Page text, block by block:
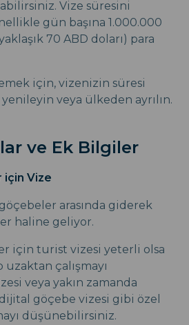
Vize süresini
gün başına 1.000.000
70 ABD doları) para
için, vizenizin süresi
veya ülkeden ayrılın.
ve Ek Bilgiler
için Vize
arasında giderek
haline geliyor.
için turist vizesi yeterli olsa
çalışmayı
veya yakın zamanda
göçebe vizesi gibi özel
düşünebilirsiniz.